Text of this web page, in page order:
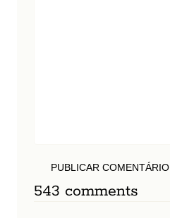
PUBLICAR COMENTÁRIO
543 comments